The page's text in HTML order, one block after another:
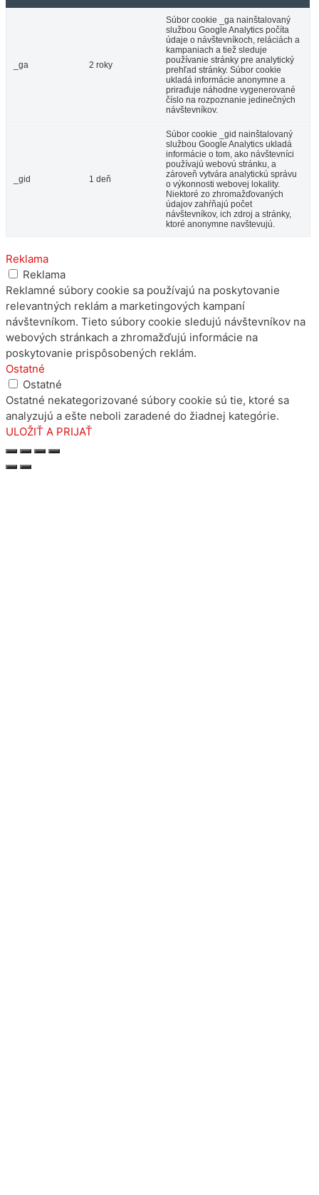
_ga 2 roky
Súbor cookie _ga nainštalovaný
službou Google Analytics počíta
údaje o návštevníkoch, reláciách a
kampaniach a tiež sleduje
používanie stránky pre analytický
prehľad stránky. Súbor cookie
ukladá informácie anonymne a
priraďuje náhodne vygenerované
číslo na rozpoznanie jedinečných
návštevníkov.
_gid 1 deň
Súbor cookie _gid nainštalovaný
službou Google Analytics ukladá
informácie o tom, ako návštevníci
používajú webovú stránku, a
zároveň vytvára analytickú správu
o výkonnosti webovej lokality.
Niektoré zo zhromažďovaných
údajov zahŕňajú počet
návštevníkov, ich zdroj a stránky,
ktoré anonymne navštevujú.
Reklama
Reklama
Reklamné súbory cookie sa používajú na poskytovanie
relevantných reklám a marketingových kampaní
návštevníkom. Tieto súbory cookie sledujú návštevníkov na
webových stránkach a zhromažďujú informácie na
poskytovanie prispôsobených reklám.
Ostatné
Ostatné
Ostatné nekategorizované súbory cookie sú tie, ktoré sa
analyzujú a ešte neboli zaradené do žiadnej kategórie.
ULOŽIŤ A PRIJAŤ